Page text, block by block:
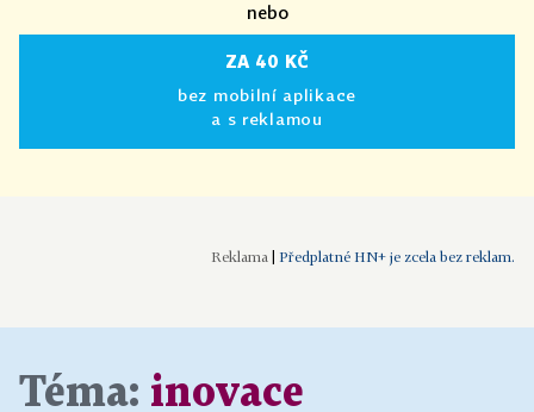
nebo
ZA 40 KČ
bez mobilní aplikace
a s reklamou
Předplatné HN+ je zcela bez reklam.
Téma: inovace